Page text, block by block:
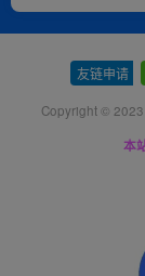
友链申请
Copyright © 2023
本